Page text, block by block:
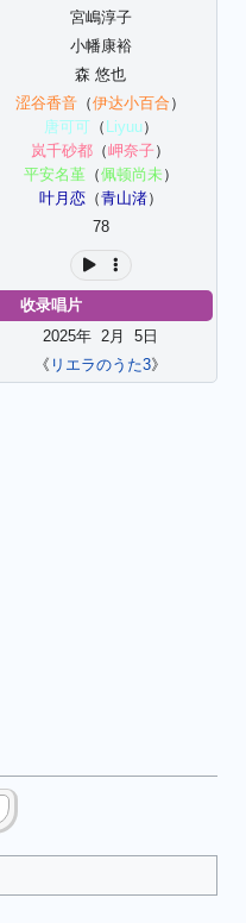
宮嶋淳子
小幡康裕
森 悠也
涩谷香音 （伊达小百合）
唐可可（ Liyuu）
岚千砂都 （岬奈子）
平安名堇（佩顿尚未 ）
叶月恋（青山渚）
78
收录唱片
2025年 2月 5日
《 リエラのうた3》